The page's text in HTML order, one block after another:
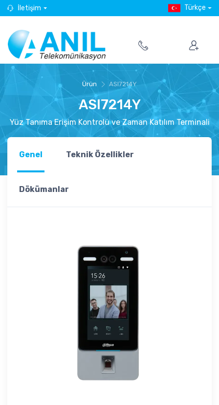
İletişim Türkçe
Ürün ASI7214Y
ASI7214Y
Yüz Tanıma Erişim Kontrolü ve Zaman Katılım Terminali
Genel Teknik Özellikler
Dökümanlar